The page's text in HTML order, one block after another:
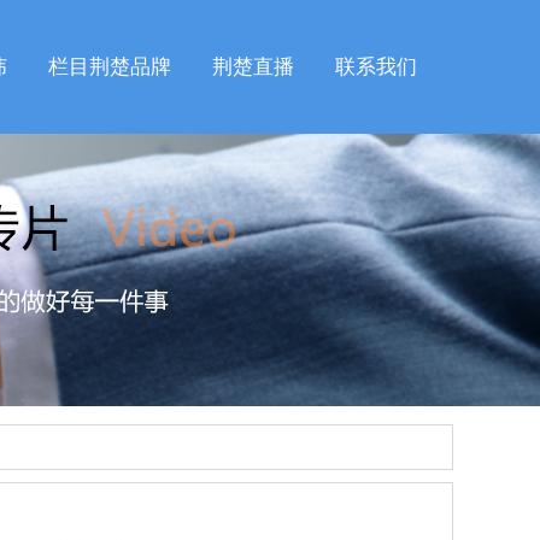
栏目荆楚品牌 荆楚直播 联系我们